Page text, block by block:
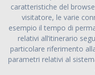
caratteristiche del
visitatore, le varie
esempio il tempo di
relativi all’itinerario
particolare riferimento
parametri relativi al